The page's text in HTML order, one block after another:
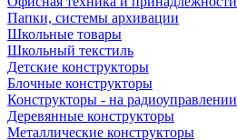
Папки, системы архивации
Школьные товары
Школьный текстиль
Детские конструкторы
Блочные конструкторы
Конструкторы - на радиоуправлении
Деревянные конструкторы
Металлические конструкторы